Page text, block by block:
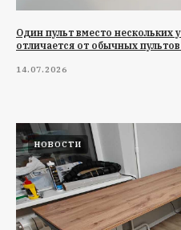
Один пульт вместо нескольких
отличается от обычных
14.07.2026
НОВОСТИ